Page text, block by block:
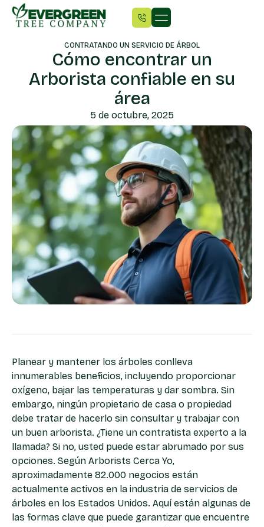
CONTRATANDO UN SERVICIO DE ÁRBOL
Cómo encontrar un
Arborista confiable en su
área
5 de octubre, 2025
Planear y mantener los árboles conlleva
innumerables beneficios, incluyendo proporcionar
oxígeno, bajar las temperaturas y dar sombra. Sin
embargo, ningún propietario de casa o propiedad
debe tratar de hacerlo sin consultar y trabajar con
un buen arborista. ¿Tiene un contratista experto a la
llamada? Si no, usted puede estar abrumado por sus
opciones. Según Arborists Cerca Yo,
aproximadamente 82.000 negocios están
actualmente activos en la industria de servicios de
árboles en los Estados Unidos. Aquí están algunas de
las formas clave que puede garantizar que encuentre